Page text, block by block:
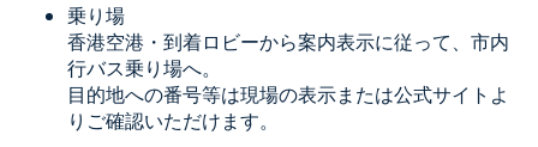
乗り場
香港空港 ・到着ロビーから案内表示に従って、市内
行バス乗り場へ。
目的地への番号等は現場の表示または公式サイトよ
りご確認いただけます。